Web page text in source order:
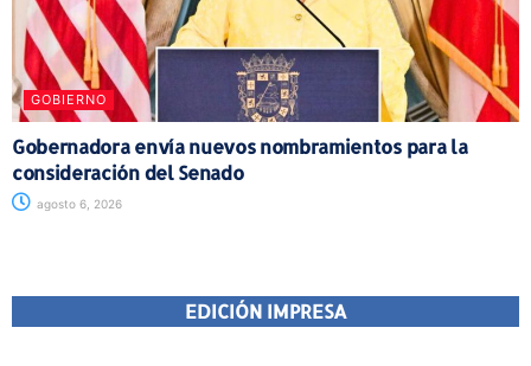
GOBIERNO
Gobernadora envía nuevos nombramientos para la
consideración del Senado
agosto 6, 2026
EDICIÓN IMPRESA